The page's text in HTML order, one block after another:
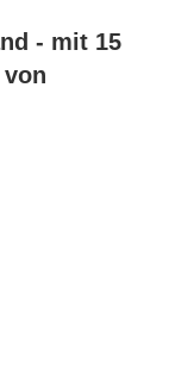
- mit 15